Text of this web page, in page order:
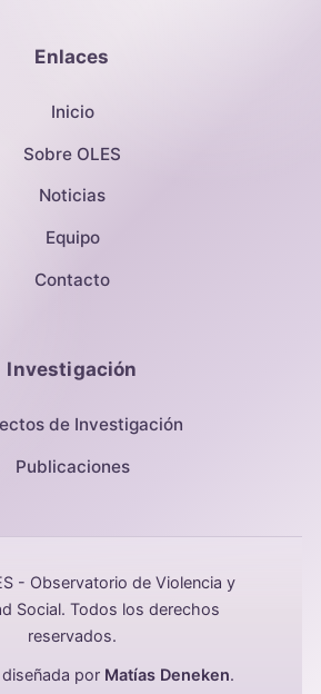
Enlaces
Inicio
Sobre OLES
Noticias
Equipo
Contacto
Investigación
de Investigación
Publicaciones
- Observatorio de Violencia y
Social. Todos los derechos
reservados.
por Matías Deneken.